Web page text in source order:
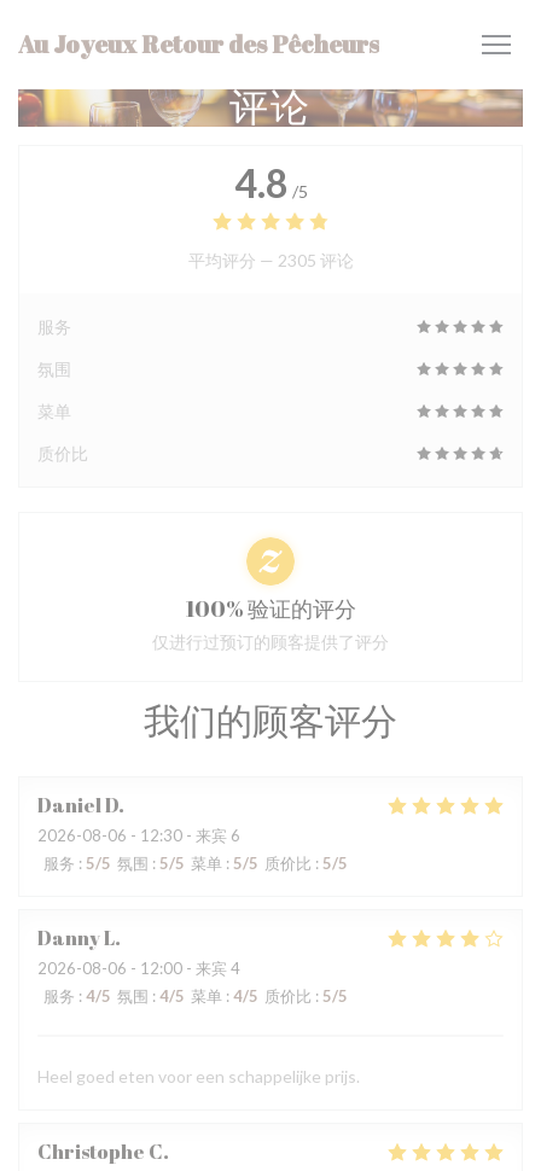
Au Joyeux Retour des Pêcheurs
评论
我们的顾客评分
DanielD
2026-08-06 - 12:30 - 来宾 6
服务 : 5/5 氛围 : 5/5 菜单 : 5/5 质价比 : 5/5
DannyL
2026-08-06 - 12:00 - 来宾 4
服务 : 4/5 氛围 : 4/5 菜单 : 4/5 质价比 : 5/5
Heel goed eten voor een schappelijke prijs.
Christophe C
4.8 /5
平均评分 — 2305 评论
服务
氛围
菜单
质价比
100% 验证的评分
仅进行过预订的顾客提供了评分